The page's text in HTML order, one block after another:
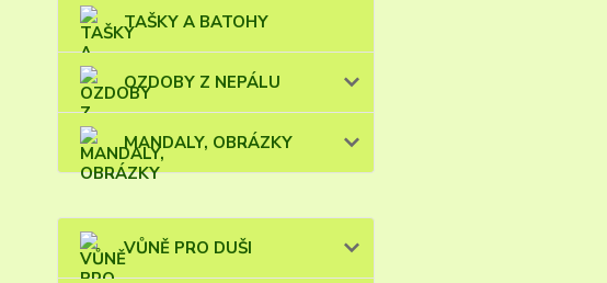
TAŠKY A BATOHY
OZDOBY Z NEPÁLU
MANDALY, OBRÁZKY
VŮNĚ PRO DUŠI